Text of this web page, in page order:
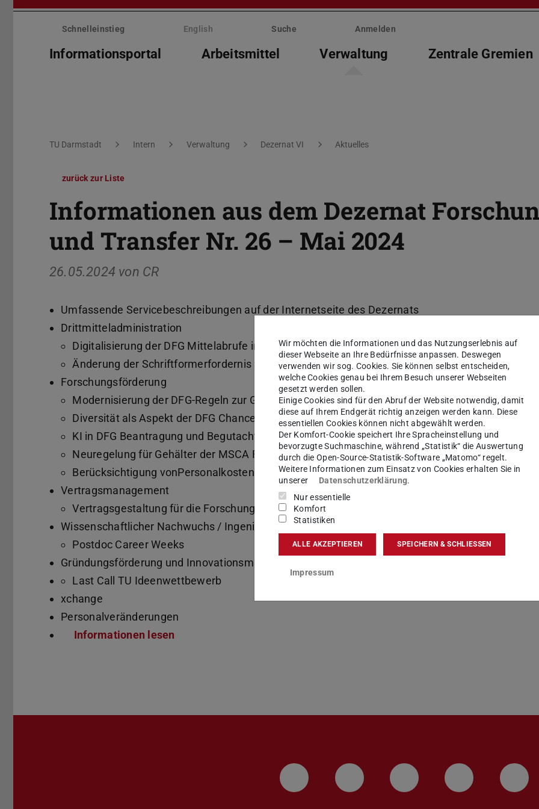
Menü
überspringenSchnelleinstieg English Suche Anmelden
Informationsportal Arbeitsmittel Verwaltung Zentrale Gremien
Sie befinden sich hier:
TU Darmstadt Intern Verwaltung Dezernat VI Aktuelles
zurück zur Liste
Informationen aus dem Dezernat
und Transfer Nr. 26 – Mai 2024
26.05.2024 von CR
Umfassende Servicebeschreibungen auf der Internetseite des Dezernats
Drittmitteladministration
Digitalisierung der DFG Mittelabrufe in der Einzelförderung
Änderung der Schriftformerfordernis in Projekten des BMWK
Forschungsförderung
Modernisierung der DFG-Regeln zur Geräteförderung
Diversität als Aspekt der DFG Chancengleichheitsmaßnahmen
KI in DFG Beantragung und Begutachtung
Neuregelung für Gehälter der MSCA Fellows
Berücksichtigung vonPersonalkostensteigerungen in EU-Anträgen
Vertragsmanagement
Vertragsgestaltung für die Forschungszusammenarbeit mit Unternehmen
Wissenschaftlicher Nachwuchs / Ingenium
Postdoc Career Weeks
Gründungsförderung und Innovationsmanagement – HIGHEST
Last Call TU Ideenwettbewerb
xchange
Personalveränderungen
Informationen lesen
LinkedIn-Seite der TU Darmstadt
Instagram-Kanal der TU
Bluesky-Kanal der
Wir möchten die Informationen und das Nutzungserlebnis auf
dieser Webseite an Ihre Bedürfnisse anpassen. Deswegen
verwenden wir sog. Cookies. Sie können selbst entscheiden,
welche Cookies genau bei Ihrem Besuch unserer Webseiten
gesetzt werden sollen.
Einige Cookies sind für den Abruf der Website notwendig, damit
diese auf Ihrem Endgerät richtig anzeigen werden kann. Diese
essentiellen Cookies können nicht abgewählt werden.
Der Komfort-Cookie speichert Ihre Spracheinstellung und
bevorzugte Suchmaschine, während „Statistik“ die Auswertung
durch die Open-Source-Statistik-Software „Matomo“ regelt.
Weitere Informationen zum Einsatz von Cookies erhalten Sie in
unserer
Datenschutzerklärung.
Nur essentielle
Komfort
Statistiken
ALLE AKZEPTIEREN SPEICHERN & SCHLIESSEN
Impressum